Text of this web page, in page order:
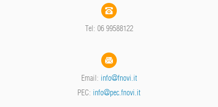
Tel: 06 99588122
Email: info@fnovi.it
PEC: info@pec.fnovi.it